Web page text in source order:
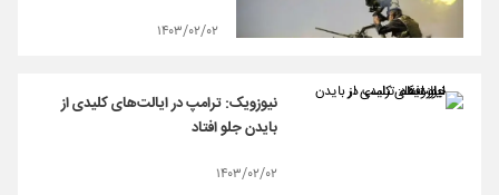
۱۴۰۳/۰۲/۰۲
نیوزویک: ترامپ در ایالت‌های کلیدی از
بایدن جلو افتاد
۱۴۰۳/۰۲/۰۲